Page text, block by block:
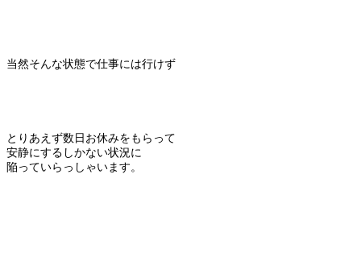
当然そんな状態で仕事には行けず
とりあえず数日お休みをもらって
安静にするしかない状況に
陥っていらっしゃいます。